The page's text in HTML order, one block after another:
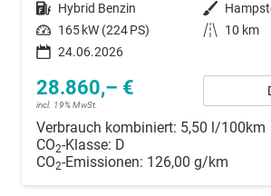
Kraftstoff Hybrid Benzin Außenfarbe
Leistung 165 kW (224 PS) Kilometerstand
10 km
24.06.2026
28.860,– €
incl. 19% MwSt.
Verbrauch kombiniert: 5,50 l/100km
CO2-Klasse: D
CO2-Emissionen: 126,00 g/km